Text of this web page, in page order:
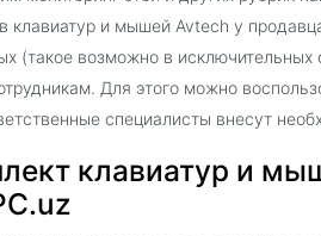
клавиатур и мышей Avtech у
(такое возможно в
Для этого можно
специалисты внесут
клавиатур и